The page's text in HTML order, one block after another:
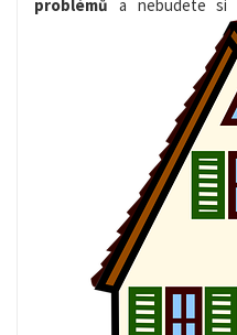
problémů a nebudete si